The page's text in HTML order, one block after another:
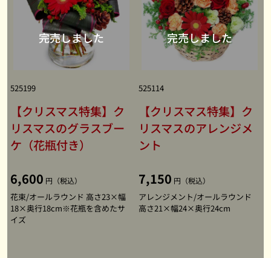
525199
【クリスマス特集】ク
リスマスのグラスブー
ケ（花瓶付き）
6,600 円（税込）
花束/オールラウンド 高さ23×幅
18×奥行18cm※花瓶を含めたサ
イズ
525114
【クリスマス特集】ク
リスマスのアレンジメ
ント
7,150 円（税込）
アレンジメント/オールラウンド
高さ21×幅24×奥行24cm